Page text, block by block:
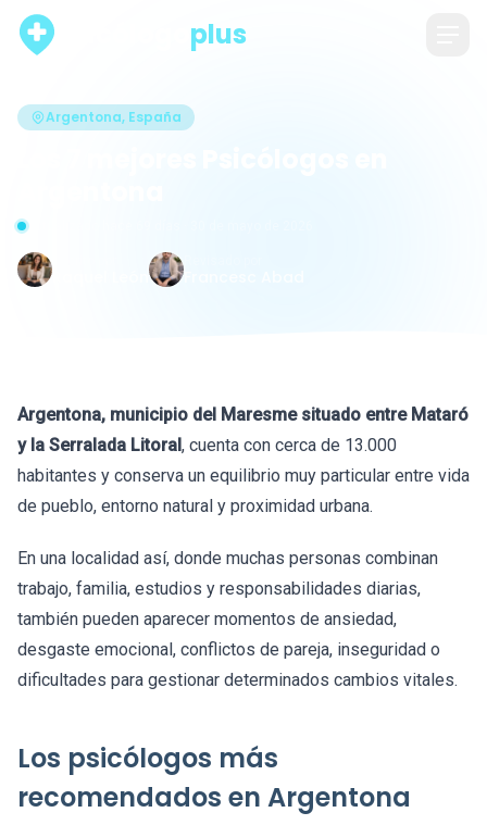
plus
Argentona, España
Actualizado hace 69 días · 30 de mayo de 2026
Argentona, municipio del Maresme situado entre Mataró
y la Serralada Litoral, cuenta con cerca de 13.000
habitantes y conserva un equilibrio muy particular entre vida
de pueblo, entorno natural y proximidad urbana.
En una localidad así, donde muchas personas combinan
trabajo, familia, estudios y responsabilidades diarias,
también pueden aparecer momentos de ansiedad,
desgaste emocional, conflictos de pareja, inseguridad o
dificultades para gestionar determinados cambios vitales.
Los psicólogos más
recomendados en Argentona